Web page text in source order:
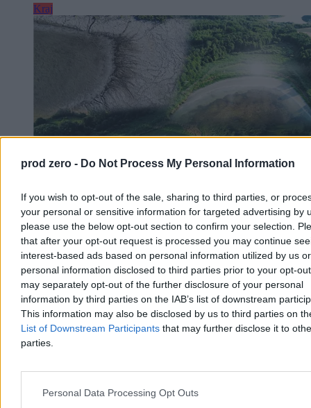
prod zero - Do Not Process My Personal Information
If you wish to opt-out of the sale, sharing to third parties, or
your personal or sensitive information for targeted advertising by
please use the below opt-out section to confirm your selection.
that after your opt-out request is processed you may continue
interest-based ads based on personal information utilized by us or
personal information disclosed to third parties prior to your opt-
may separately opt-out of the further disclosure of your personal
information by third parties on the IAB’s list of downstream
This information may also be disclosed by us to third parties on
List of Downstream Participants that may further disclose it to
parties.
Personal Data Processing Opt Outs
Kraj
Jeziora znikają z krajobrazu Wielkopolski.
„Ludzie dzwonią i pytają, czy jeszcze istnieją”
– Czy jezioro jeszcze istnieje? – takie pytanie usłyszał niedawno
właściciel jednego z gospodarstw agroturystycznych na Pojezierzu
Gnieźnieńskim. Akweny znikają tam w zastraszającym tempie. –
Idzie się jak po sawannie. Widać tylko skorupy małży i ślimaków –
tak Łukasz Laskowski, mieszkaniec regionu, mówi o linii
brzegowej zbiornika, w którym kąpał się zaledwie dekadę temu.
Dzisiaj 05:59